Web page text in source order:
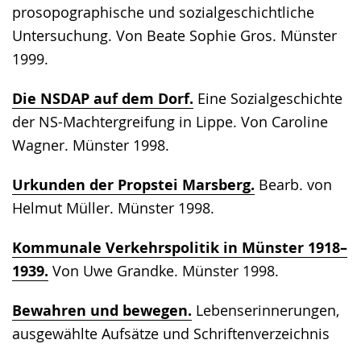
prosopographische und sozialgeschichtliche
Untersuchung. Von Beate Sophie Gros. Münster
1999.
Die NSDAP auf dem Dorf. Eine Sozialgeschichte
der NS-Machtergreifung in Lippe. Von Caroline
Wagner. Münster 1998.
Urkunden der Propstei Marsberg. Bearb. von
Helmut Müller. Münster 1998.
Kommunale Verkehrspolitik in Münster 1918–
1939. Von Uwe Grandke. Münster 1998.
Bewahren und bewegen. Lebenserinnerungen,
ausgewählte Aufsätze und Schriftenverzeichnis